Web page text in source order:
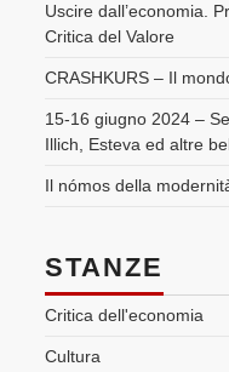
Uscire dall’economia.
Critica del Valore
CRASHKURS – Il
15-16 giugno 2024 –
Illich, Esteva ed altre
Il nómos della
STANZE
Critica dell'economia
Cultura